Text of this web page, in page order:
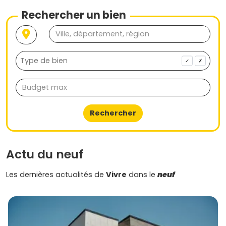
Rechercher un bien
✓ ✗
Rechercher
Actu du neuf
Les dernières actualités de Vivre dans le neuf